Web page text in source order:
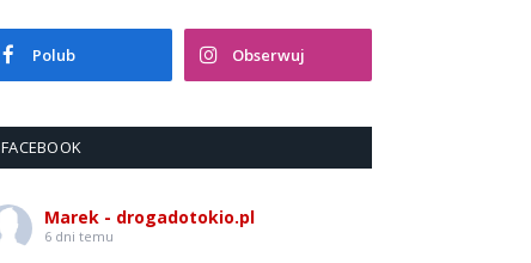
Polub Obserwuj
FACEBOOK
Marek - drogadotokio.pl
6 dni temu